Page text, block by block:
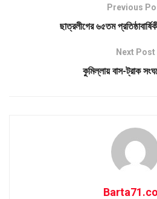
Previous
ছাত্রলীগের ৬৫তম
Next Post
কুমিল্লায় বাস-ট্রাক